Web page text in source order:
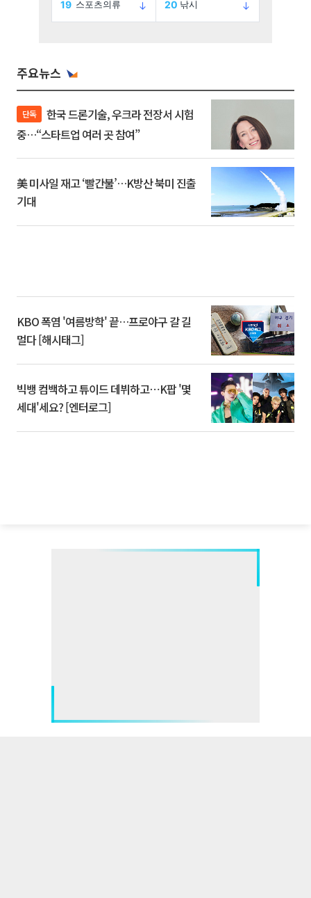
주요뉴스
단독
중…“스타트업 여러 곳 참여”
美 미사일 재고 ‘빨간불’…K방산 북미 진출
기대
KBO 폭염 '여름방학' 끝…프로야구 갈 길
멀다 [해시태그]
빅뱅 컴백하고 튜이드 데뷔하고⋯K팝 '몇
세대'세요? [엔터로그]